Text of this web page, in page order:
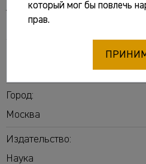
Авторы:
Плетнева Светлана
Город:
Москва
Издательство:
Наука
который мог бы повлечь
прав.